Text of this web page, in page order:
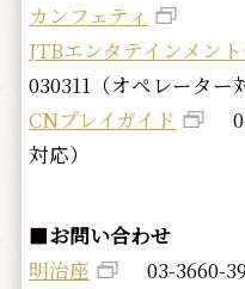
カンフェティ
JTBエンタテインメン
030311（オペレーター
CNプレイガイド
対応）
■お問い合わせ
明治座
03-3660-